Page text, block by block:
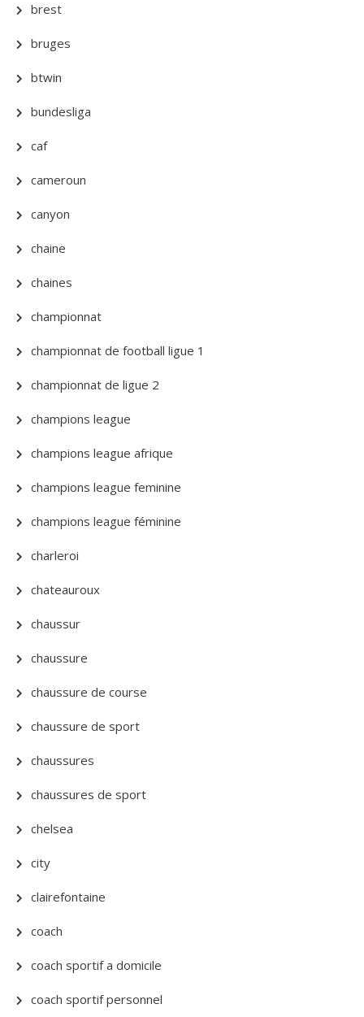
brest
bruges
btwin
bundesliga
caf
cameroun
canyon
chaine
chaines
championnat
championnat de football ligue 1
championnat de ligue 2
champions league
champions league afrique
champions league feminine
champions league féminine
charleroi
chateauroux
chaussur
chaussure
chaussure de course
chaussure de sport
chaussures
chaussures de sport
chelsea
city
clairefontaine
coach
coach sportif a domicile
coach sportif personnel